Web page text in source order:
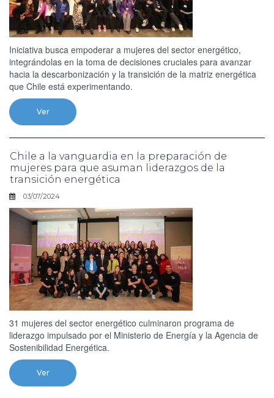
Iniciativa busca empoderar a mujeres del sector energético,
integrándolas en la toma de decisiones cruciales para avanzar
hacia la descarbonización y la transición de la matriz energética
que Chile está experimentando.
Ver
Chile a la vanguardia en la preparación de
mujeres para que asuman liderazgos de la
transición energética
03/07/2024
31 mujeres del sector energético culminaron programa de
liderazgo impulsado por el Ministerio de Energía y la Agencia de
Sostenibilidad Energética.
Ver